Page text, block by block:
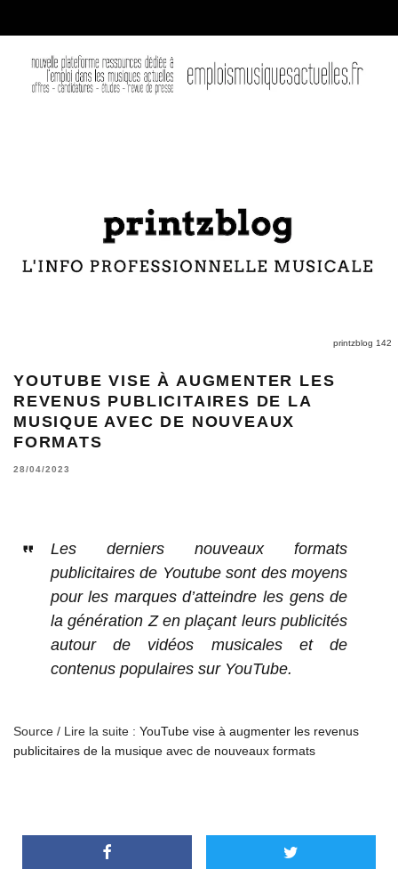
printzblog 142
YOUTUBE VISE À AUGMENTER LES
REVENUS PUBLICITAIRES DE LA
MUSIQUE AVEC DE NOUVEAUX
FORMATS
28/04/2023
Les derniers nouveaux formats
publicitaires de Youtube sont des moyens
pour les marques d’atteindre les gens de
la génération Z en plaçant leurs publicités
autour de vidéos musicales et de
contenus populaires sur YouTube.
Source / Lire la suite : YouTube vise à augmenter les revenus
publicitaires de la musique avec de nouveaux formats